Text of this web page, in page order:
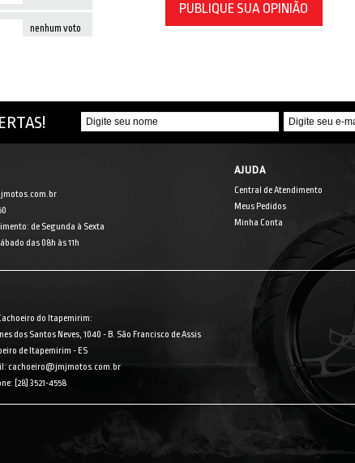
nenhum voto
PUBLIQUE SUA OPINIÃO
de Segunda à Sexta
das 08h às 11h
AJUDA
Central de Atendimento
Meus Pedidos
Minha Conta
do Itapemirim:
dos Santos Neves, 1040 - B. São Francisco de Assis
de Itapemirim - ES
cachoeiro@jmjmotos.com.br
[28] 3521-4558